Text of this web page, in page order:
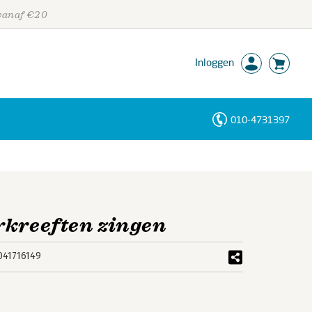
€20
Inloggen
010-4731397
zingen
Personen